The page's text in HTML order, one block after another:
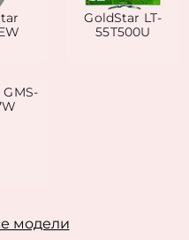
GoldStar LT-
55T500U
модели